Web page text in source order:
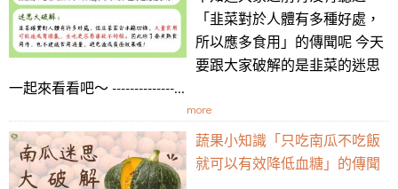
「韭菜對於人體有多種好處，
所以應多食用」的傳聞呢 今天
要跟大家破解的是韭菜的迷思
一起來看看吧～ --------------...
more
蔬果小知識「只吃南瓜不吃飯
就可以有效降低血糖」的傳聞